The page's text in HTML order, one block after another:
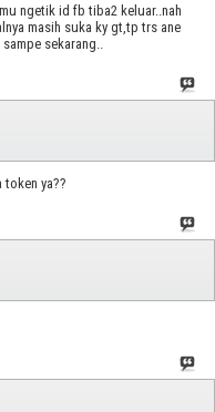
ngetik id fb tiba2 keluar..nah
masih suka ky gt,tp trs ane
sekarang..
ya??